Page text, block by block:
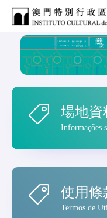
場地資
Informações
使用條
Termos de